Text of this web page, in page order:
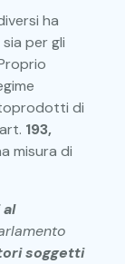
ha
per gli
di
193,
misura di
soggetti